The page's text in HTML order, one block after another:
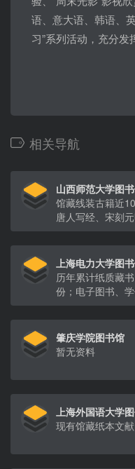
语、意大语、韩语、
习”系列活动，充分发
相关导航
山西师范大学图
馆藏线装古籍近
唐人写经、宋刻
均为珍贵馆藏。
上海电力大学图
历年累计纸质藏
份；电子图书、
库27个。
肇庆学院图书馆
暂无资料
上海外国语大学
现有馆藏纸本文